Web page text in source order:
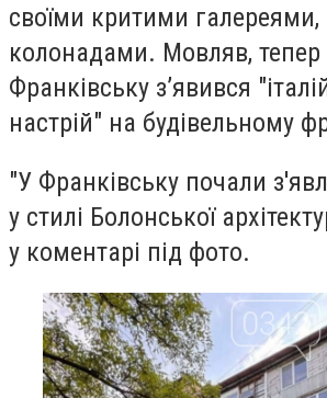
своїми критими
колонадами. Мовляв, тепер
Франківську з’явився
настрій" на будівельному
"У Франківську почали
у стилі Болонської
у коментарі під фото.